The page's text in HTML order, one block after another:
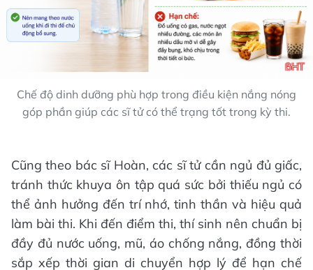
Chế độ dinh dưỡng phù hợp trong điều kiện nắng nóng
góp phần giúp các sĩ tử có thể trạng tốt trong kỳ thi.
Cũng theo bác sĩ Hoàn, các sĩ tử cần ngủ đủ giấc,
tránh thức khuya ôn tập quá sức bởi thiếu ngủ có
thể ảnh hưởng đến trí nhớ, tinh thần và hiệu quả
làm bài thi. Khi đến điểm thi, thí sinh nên chuẩn bị
đầy đủ nước uống, mũ, áo chống nắng, đồng thời
sắp xếp thời gian di chuyển hợp lý để hạn chế